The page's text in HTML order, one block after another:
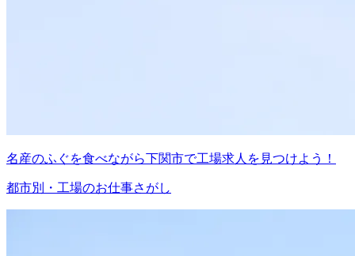
名産のふぐを食べながら下関市で工場求人を見つけよう！
都市別・工場のお仕事さがし